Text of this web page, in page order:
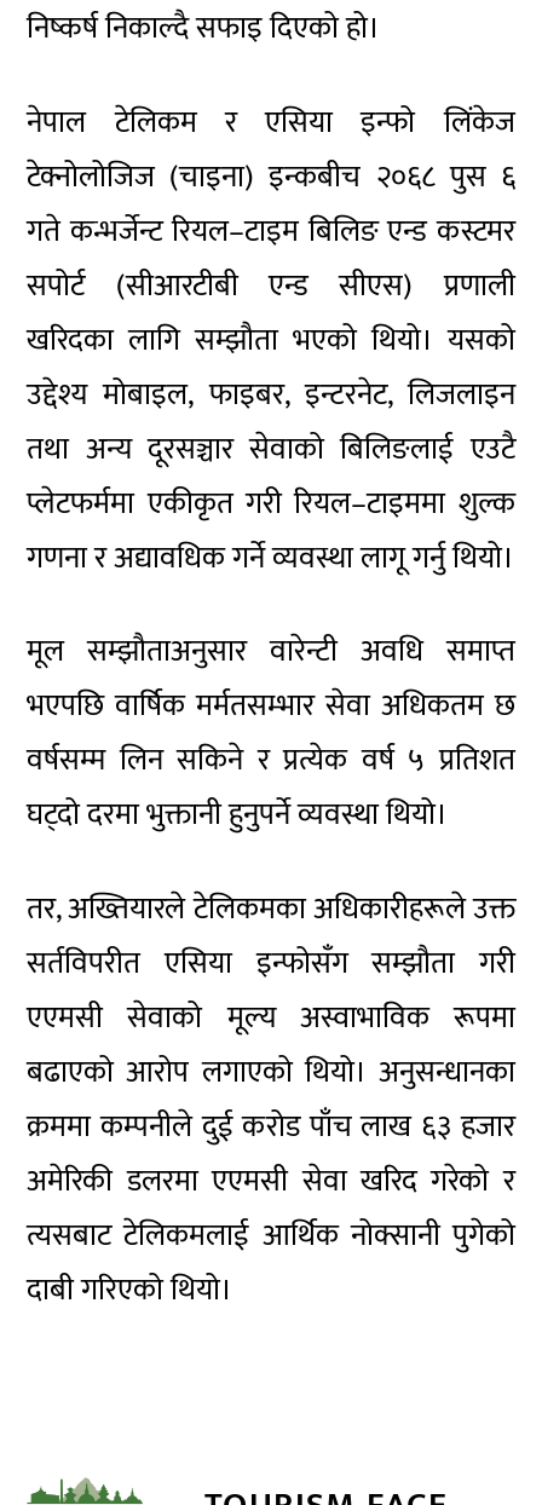
निष्कर्ष निकाल्दै सफाइ दिएको हो।
नेपाल टेलिकम र एसिया इन्फो लिंकेज
टेक्नोलोजिज (चाइना) इन्कबीच २०६८ पुस ६
गते कन्भर्जेन्ट रियल–टाइम बिलिङ एन्ड कस्टमर
सपोर्ट (सीआरटीबी एन्ड सीएस) प्रणाली
खरिदका लागि सम्झौता भएको थियो। यसको
उद्देश्य मोबाइल, फाइबर, इन्टरनेट, लिजलाइन
तथा अन्य दूरसञ्चार सेवाको बिलिङलाई एउटै
प्लेटफर्ममा एकीकृत गरी रियल–टाइममा शुल्क
गणना र अद्यावधिक गर्ने व्यवस्था लागू गर्नु थियो।
मूल सम्झौताअनुसार वारेन्टी अवधि समाप्त
भएपछि वार्षिक मर्मतसम्भार सेवा अधिकतम छ
वर्षसम्म लिन सकिने र प्रत्येक वर्ष ५ प्रतिशत
घट्दो दरमा भुक्तानी हुनुपर्ने व्यवस्था थियो।
तर, अख्तियारले टेलिकमका अधिकारीहरूले उक्त
सर्तविपरीत एसिया इन्फोसँग सम्झौता गरी
एएमसी सेवाको मूल्य अस्वाभाविक रूपमा
बढाएको आरोप लगाएको थियो। अनुसन्धानका
क्रममा कम्पनीले दुई करोड पाँच लाख ६३ हजार
अमेरिकी डलरमा एएमसी सेवा खरिद गरेको र
त्यसबाट टेलिकमलाई आर्थिक नोक्सानी पुगेको
दाबी गरिएको थियो।